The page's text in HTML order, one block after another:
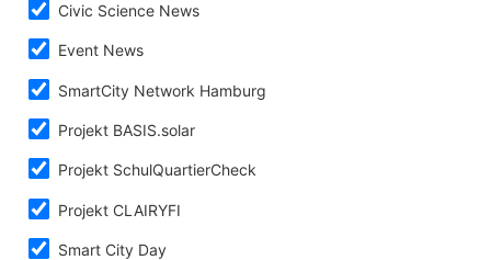
Civic Science News
Event News
SmartCity Network Hamburg
Projekt BASIS.solar
Projekt SchulQuartierCheck
Projekt CLAIRYFI
Smart City Day